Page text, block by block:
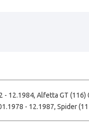
- 12.1984, Alfetta GT
- 12.1987, Spider